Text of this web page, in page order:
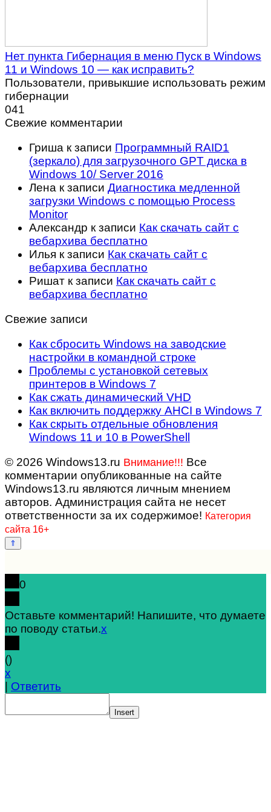
Нет пункта Гибернация в меню Пуск в Windows
11 и Windows 10 — как исправить?
Пользователи, привыкшие использовать режим
гибернации
041
Свежие комментарии
Гриша к записи Программный RAID1
(зеркало) для загрузочного GPT диска в
Windows 10/ Server 2016
Лена к записи Диагностика медленной
загрузки Windows с помощью Process
Monitor
Александр к записи Как скачать сайт с
вебархива бесплатно
Илья к записи Как скачать сайт с
вебархива бесплатно
Ришат к записи Как скачать сайт с
вебархива бесплатно
Свежие записи
Как сбросить Windows на заводские
настройки в командной строке
Проблемы с установкой сетевых
принтеров в Windows 7
Как сжать динамический VHD
Как включить поддержку AHCI в Windows 7
Как скрыть отдельные обновления
Windows 11 и 10 в PowerShell
© 2026 Windows13.ru Внимание!!! Все
комментарии опубликованные на сайте
Windows13.ru являются личным мнением
авторов. Администрация сайта не несет
ответственности за их содержимое! Категория
сайта 16+
0
Оставьте комментарий! Напишите, что думаете
по поводу статьи.x
()
x
Ответить
Insert